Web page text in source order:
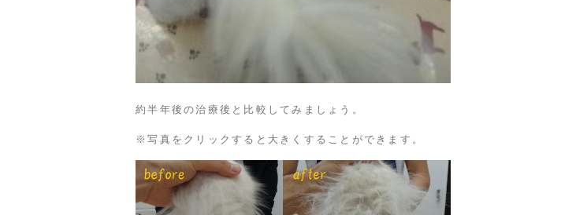
約半年後の治療後と比較してみましょう。
※写真をクリックすると大きくすることができます。